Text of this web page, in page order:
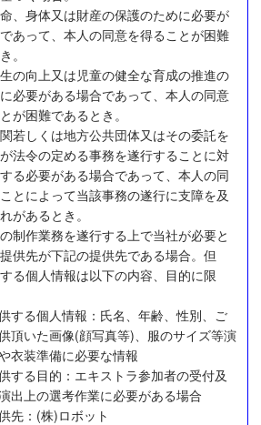
、身体又は財産の保護のために必要が
あって、本人の同意を得ることが困難
。
の向上又は児童の健全な育成の推進の
必要がある場合であって、本人の同意
が困難であるとき。
若しくは地方公共団体又はその委託を
法令の定める事務を遂行することに対
る必要がある場合であって、本人の同
とによって当該事務の遂行に支障を及
があるとき。
制作業務を遂行する上で当社が必要と
供先が下記の提供先である場合。但
る個人情報は以下の内容、目的に限
する個人情報：氏名、年齢、性別、ご
頂いた画像(顔写真等)、服のサイズ等演
衣装準備に必要な情報
する目的：エキストラ参加者の受付及
出上の選考作業に必要がある場合
先：(株)ロボット